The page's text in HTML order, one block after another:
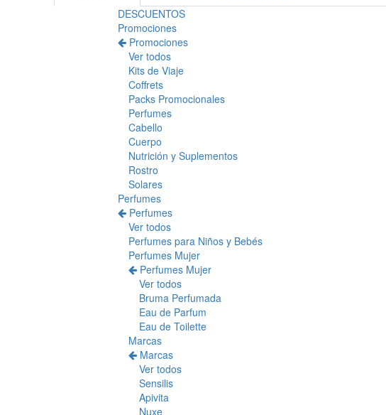
DESCUENTOS
Promociones
Promociones
Ver todos
Kits de Viaje
Coffrets
Packs Promocionales
Perfumes
Cabello
Cuerpo
Nutrición y Suplementos
Rostro
Solares
Perfumes
Perfumes
Ver todos
Perfumes para Niños y Bebés
Perfumes Mujer
Perfumes Mujer
Ver todos
Bruma Perfumada
Eau de Parfum
Eau de Toilette
Marcas
Marcas
Ver todos
Sensilis
Apivita
Nuxe